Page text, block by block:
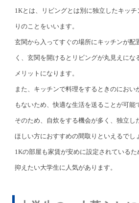
1Kとは、リビングとは別に独立したキッ
りのことをいいます。
玄関から入ってすぐの場所にキッチンが配
く、玄関を開けるとリビングが丸見えにな
メリットになります。
また、キッチンで料理をするときのにおい
もないため、快適な生活を送ることが可能
そのため、自炊をする機会が多く、独立し
ほしい方におすすめの間取りといえるでし
1Kの部屋も家賃が安めに設定されている
抑えたい大学生に人気があります。